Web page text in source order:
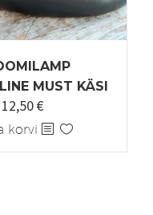
MUST KÄSI
12,50€
korvi